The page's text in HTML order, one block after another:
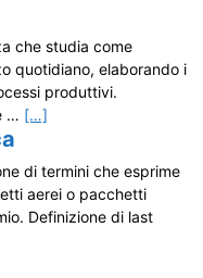
che studia come
quotidiano, elaborando i
produttivi.
… […]
di termini che esprime
aerei o pacchetti
Definizione di last